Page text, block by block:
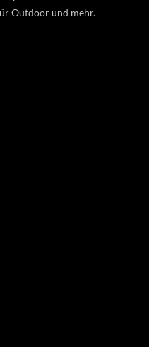
Outdoor und mehr.